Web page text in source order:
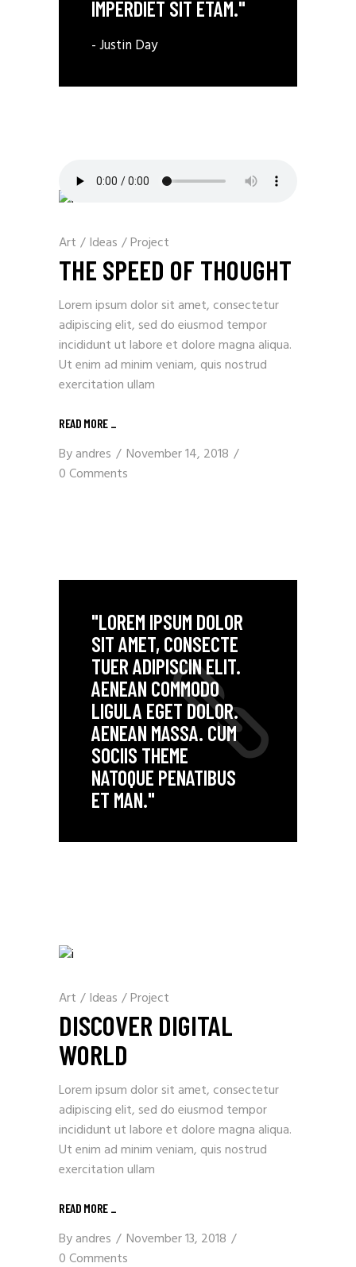
IMPERDIET SIT ETAM."
- Justin Day
Art / Ideas /Project
THE SPEED OF THOUGHT
Lorem ipsum dolor sit amet, consectetur
adipiscing elit, sed do eiusmod tempor
incididunt ut labore et dolore magna aliqua.
Ut enim ad minim veniam, quis nostrud
exercitation ullam
READ MORE _
Byandres
November 14, 2018
0 Comments
"LOREM IPSUM DOLOR
SIT AMET, CONSECTE
TUER ADIPISCIN ELIT.
AENEAN COMMODO
LIGULA EGET DOLOR.
AENEAN MASSA. CUM
SOCIIS THEME
NATOQUE PENATIBUS
ET MAN."
Art / Ideas /Project
DISCOVER DIGITAL
WORLD
Lorem ipsum dolor sit amet, consectetur
adipiscing elit, sed do eiusmod tempor
incididunt ut labore et dolore magna aliqua.
Ut enim ad minim veniam, quis nostrud
exercitation ullam
READ MORE _
Byandres
November 13, 2018
0 Comments